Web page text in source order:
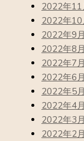
2022年11
2022年10
2022年9月
2022年8月
2022年7月
2022年6月
2022年5月
2022年4月
2022年3月
2022年2月